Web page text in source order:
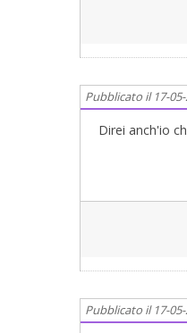
Pubblicato il 17-
Direi anch'io
Pubblicato il 17-